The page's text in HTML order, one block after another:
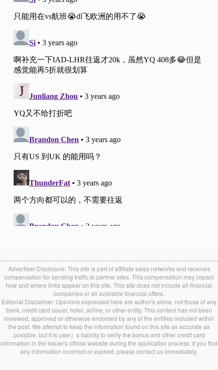
Advertiser Disclosure: This site is part of affiliate sales networks and receives
compensation for sending traffic to partner sites. This compensation may impact
how and where links appear on this site. This site does not include all financial
companies or all available financial offers.
Editorial Disclaimer: Opinions expressed here are author's alone, not those of any
bank, credit card issuer, hotel, airline, or other entity. This content has not been
reviewed, approved or otherwise endorsed by any of the entities included within
the post. We attempt to keep the information found on this site as accurate as
possible, but it is user』s liability to verify the bonus and other credit card
information in the issuer's official website during the application process. If you find
any information incorrect or expired, please contact us immediately.